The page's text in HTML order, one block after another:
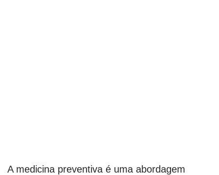
A medicina preventiva é uma abordagem